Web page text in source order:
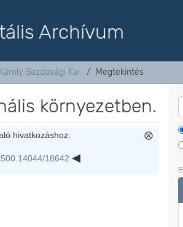
Archívum
Gazdasági Kar Megtekintés
környezetben.
hivatkozáshoz:
18642